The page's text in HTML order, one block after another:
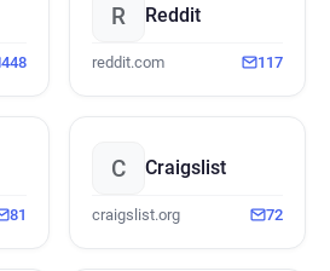
448
R Reddit
reddit.com 117
81
C Craigslist
craigslist.org 72